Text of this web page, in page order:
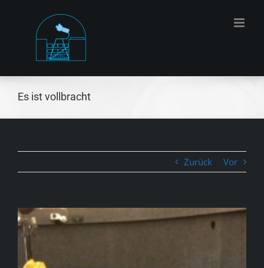
Es ist vollbracht
Zurück Vor
Zeige
grösseres
Bild